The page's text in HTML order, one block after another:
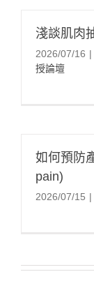
淺談肌肉
2026/07/16 |
授論壇
如何預防
pain)
2026/07/15 |